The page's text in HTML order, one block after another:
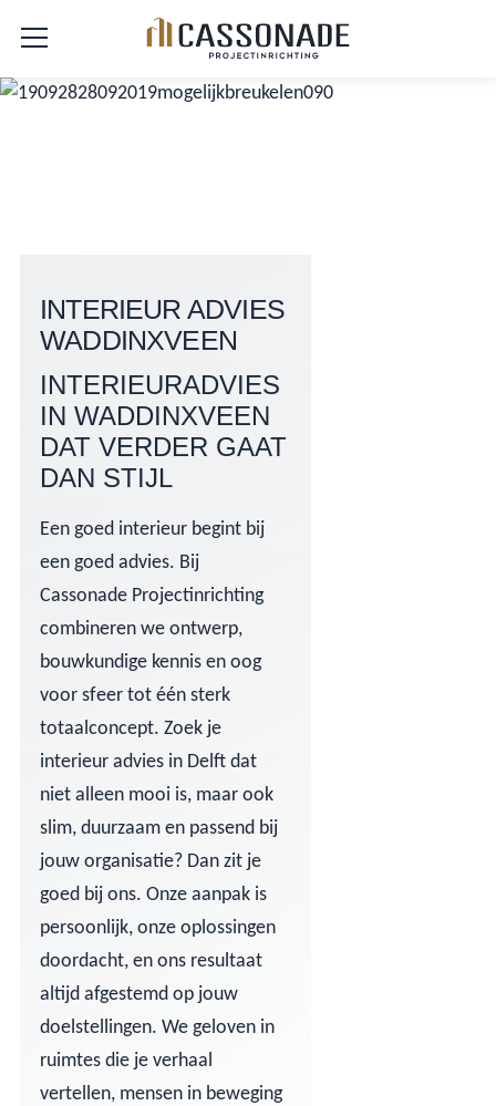
INTERIEUR ADVIES
WADDINXVEEN
INTERIEURADVIES
IN WADDINXVEEN
DAT VERDER GAAT
DAN STIJL
Een goed interieur begint bij
een goed advies. Bij
Cassonade Projectinrichting
combineren we ontwerp,
bouwkundige kennis en oog
voor sfeer tot één sterk
totaalconcept. Zoek je
interieur advies in Delft dat
niet alleen mooi is, maar ook
slim, duurzaam en passend bij
jouw organisatie? Dan zit je
goed bij ons. Onze aanpak is
persoonlijk, onze oplossingen
doordacht, en ons resultaat
altijd afgestemd op jouw
doelstellingen. We geloven in
ruimtes die je verhaal
vertellen, mensen in beweging